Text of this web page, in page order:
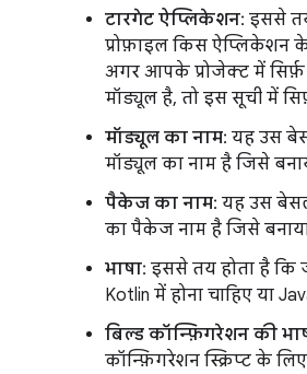
टारगेट ऐप्लिकेशन: इससे
प्रोफ़ाइल किस ऐप्लिकेशन
अगर आपके प्रोजेक्ट में
मॉड्यूल है, तो इस सूची में
मॉड्यूल का नाम: यह उस
मॉड्यूल का नाम है जिसे
पैकेज का नाम: यह उस
का पैकेज नाम है जिसे
भाषा: इससे तय होता है कि
Kotlin में होना चाहिए या
बिल्ड कॉन्फ़िगरेशन की
कॉन्फ़िगरेशन स्क्रिप्ट के